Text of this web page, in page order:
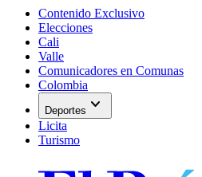
Contenido Exclusivo
Elecciones
Cali
Valle
Comunicadores en Comunas
Colombia
Deportes expand_more
Licita
Turismo